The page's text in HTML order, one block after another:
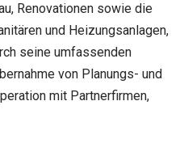
Renovationen sowie die
und Heizungsanlagen,
seine umfassenden
von Planungs- und
mit Partnerfirmen,